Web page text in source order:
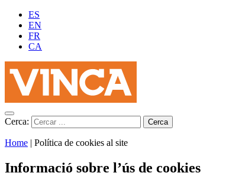
ES
EN
FR
CA
Cerca:
Home | Política de cookies al site
Informació sobre l’ús de cookies